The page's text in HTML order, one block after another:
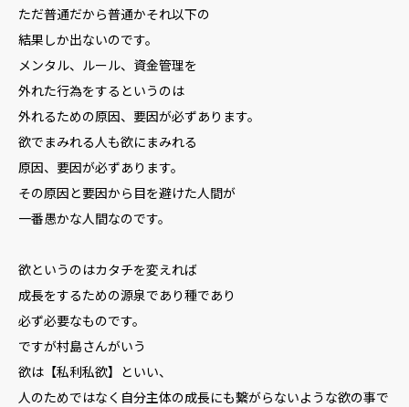
ただ普通だから普通かそれ以下の
結果しか出ないのです。
メンタル、ルール、資金管理を
外れた行為をするというのは
外れるための原因、要因が必ずあります。
欲でまみれる人も欲にまみれる
原因、要因が必ずあります。
その原因と要因から目を避けた人間が
一番愚かな人間なのです。
欲というのはカタチを変えれば
成長をするための源泉であり種であり
必ず必要なものです。
ですが村島さんがいう
欲は【私利私欲】といい、
人のためではなく自分主体の成長にも繋がらないような欲の事で